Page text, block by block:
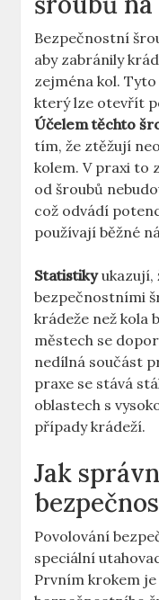
Bezpečnostní
aby zabránily
zejména kol.
⁣který lze otevřít
Účelem těchto
tím, že ztěžují
kolem. V praxi to
od šroubů
což odvádí
používají běžné
Statistikyukazují,
bezpečnostními
krádeže než kola⁣
městech se
nedílná součást
praxe se stává
oblastech s
případy krádeží.
Jak
Povolování
speciální
Prvním krokem‌